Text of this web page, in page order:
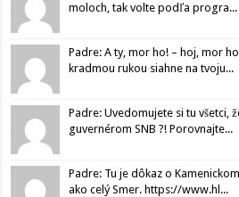
moloch, tak volte podľa progra...
Padre: A ty, mor ho! – hoj, mor
kradmou rukou siahne na tvoju...
Padre: Uvedomujete si tu všetci,
guvernérom SNB ?! Porovnajte...
Padre: Tu je dôkaz o
ako celý Smer. https://www.hl...